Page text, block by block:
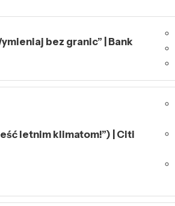
bez granic” | Bank
letnim klimatom!”) | Citi